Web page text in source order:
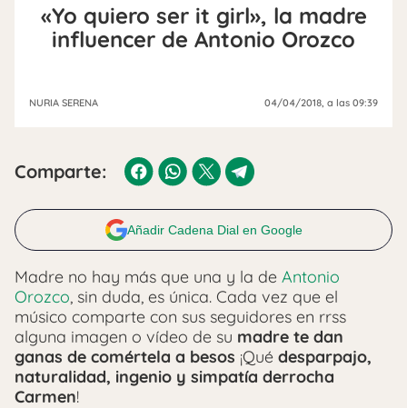
«Yo quiero ser it girl», la madre
influencer de Antonio Orozco
NURIA SERENA 04/04/2018, a las 09:39
Comparte:
Añadir Cadena Dial en Google
Madre no hay más que una y la de Antonio
Orozco, sin duda, es única. Cada vez que el
músico comparte con sus seguidores en rrss
alguna imagen o vídeo de su madre te dan
ganas de comértela a besos ¡Qué desparpajo,
naturalidad, ingenio y simpatía derrocha
Carmen!